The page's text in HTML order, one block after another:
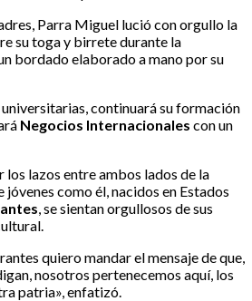
Parra Miguel lució con orgullo la
su toga y birrete durante la
bordado elaborado a mano por su
continuará su formación
Negocios Internacionales con un
lazos entre ambos lados de la
como él, nacidos en Estados
, se sientan orgullosos de sus
quiero mandar el mensaje de que,
nosotros pertenecemos aquí, los
patria», enfatizó.